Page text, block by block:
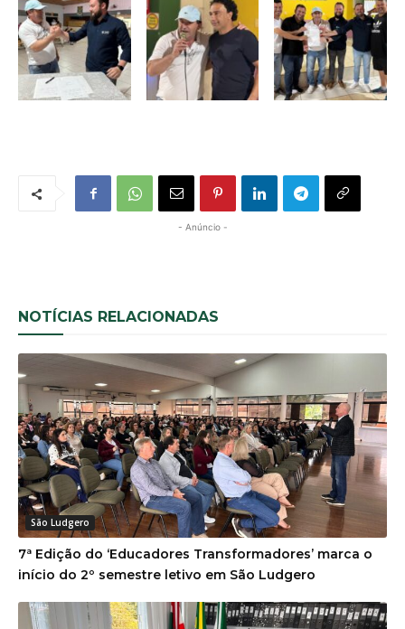
- Anúncio -
NOTÍCIAS RELACIONADAS
São Ludgero
7ª Edição do ‘Educadores Transformadores’ marca o
início do 2º semestre letivo em São Ludgero